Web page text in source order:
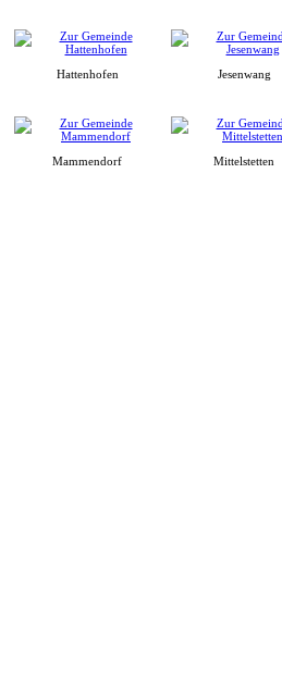
Hattenhofen Jesenwang
Mammendorf Mittelstetten